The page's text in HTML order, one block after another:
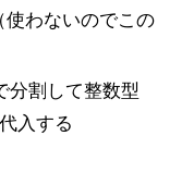
使わないのでこの
分割して整数型
入する